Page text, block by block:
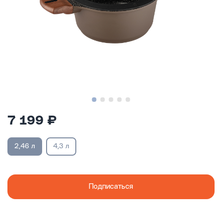
7 199 ₽
2,46 л 4,3 л
Подписаться